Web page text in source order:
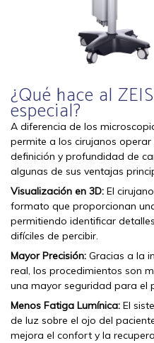
¿Qué hace al
especial?
A diferencia de los
permite a los cirujanos
definición y profundidad de
algunas de sus ventajas
Visualización en 3D: El
formato que proporcionan
permitiendo identificar
difíciles de percibir.
Mayor Precisión: Gracias a la
real, los procedimientos son
una mayor seguridad para el
Menos Fatiga Lumínica: El
de luz sobre el ojo del
mejora el confort y la